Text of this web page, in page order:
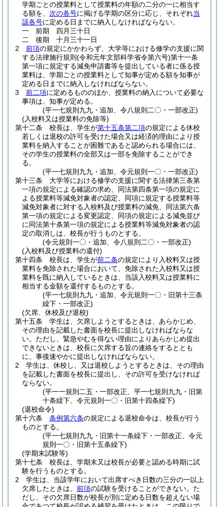
学期ごとの授業料として授業料の年額の二分の一に相当す
る額を、 次の各号に掲げる学期の区分に応じ、それぞれ当
該各号に定める日までに納入しなければならない。
一
前期 四月三十日
二
後期 十月三十一日
2
前項の規定にかかわらず、大学等における修学の支援に関
する法律施行規則 (令和元年文部科学省令第六号)第十一条
第一項に規定する減免申請書等を提出している者に係る授
業料は、学期ごとの授業料として知事が定める額を知事が
定める日までに納入しなければならない。
3
前二項に定めるもののほか、授業料の納入について必要な
事項は、知事が定める。
(平一七規則九九・追加、令八規則二〇・一部改正)
(入校料又は授業料の免除等)
第十二条
校長は、学生が第十五条第二項の規定による休校
若しくは退校の許可を受けた場合又は経済的理由により授
業料を納入することが困難であると認められる場合には、
その学生の授業料の全部又は一部を免除することができ
る。
(平一七規則九九・追加、令元規則一〇・一部改正)
第十三条
大学等における修学の支援に関する法律第三条第
一項の規定による確認の求め、同法第四条第一項の規定に
よる授業料等減免対象者の認定、同項に規定する授業料等
減免対象者に対する入校料及び授業料の減免、同法第六条
第一項の規定による変更認定、同項の規定による減免並び
に同法第十条第一項の規定による授業料等減免対象者の認
定の取消しは、校長が行うものとする。
(令元規則一〇・追加、令八規則二〇・一部改正)
(入校料及び授業料の還付)
第十四条
校長は、学生が前二条の規定により入校料又は授
業料を免除された場合において、免除された入校料又は授
業料を既に納入しているときは、当該入校料又は授業料に
相当する金額を還付するものとする。
(平一七規則九九・追加、令元規則一〇・旧第十三条
繰下・一部改正)
(欠席、休校及び退校)
第十五条
学生は、欠席しようとするときは、あらかじめ、
その理由を記載した書面を校長に提出しなければならな
い。 ただし、緊急やむを得ない理由によりあらかじめ提出
できないときは、校長に欠席する旨の連絡をするととも
に、事後速やかに提出しなければならない。
2
学生は、休校し、又は退校しようとするときは、その理由
を記載した書面を校長に提出し、その許可を受けなければ
ならない。
(平一一規則二五・一部改正、平一七規則九九・旧第
十条繰下、令元規則一〇・旧第十四条繰下)
(退校命令)
第十六条
条例第六条の規定による退校命令は、校長が行う
ものとする。
(平一七規則九九・旧第十一条繰下・一部改正、令元
規則一〇・旧第十五条繰下)
(学期末試験等)
第十七条
校長は、学期末又は校長が必要と認める時期に試
験を行うものとする。
2
学生は、当該学年において出席すべき日数の三分の一以上
欠席したときは、 前項の試験を受けることができない。 た
だし、その欠席日数が校長が別に定める日数を超えない場